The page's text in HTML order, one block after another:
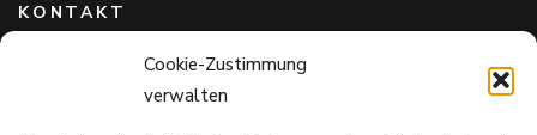
Cookie-Zustimmung
verwalten
KONTAKT
Hundefreunde in Bayern e.V.
Markus Willi Ebert